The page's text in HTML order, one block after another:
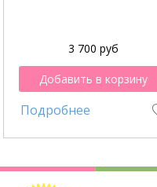
3 700 руб
Добавить в корзину
Подробнее